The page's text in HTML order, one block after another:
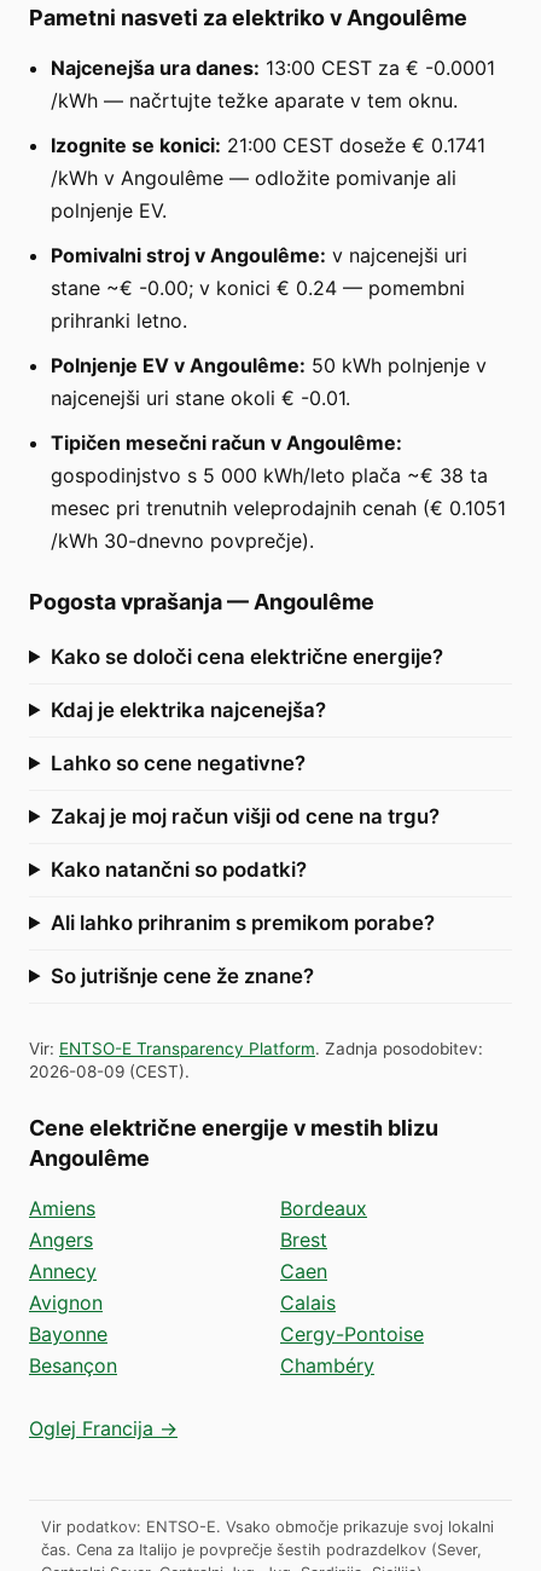
Pametni nasveti za elektriko v Angoulême
Najcenejša ura danes: 13:00 CEST za € -0.0001
/kWh — načrtujte težke aparate v tem oknu.
Izognite se konici: 21:00 CEST doseže € 0.1741
/kWh v Angoulême — odložite pomivanje ali
polnjenje EV.
Pomivalni stroj v Angoulême: v najcenejši uri
stane ~€ -0.00; v konici € 0.24 — pomembni
prihranki letno.
Polnjenje EV v Angoulême: 50 kWh polnjenje v
najcenejši uri stane okoli € -0.01.
Tipičen mesečni račun v Angoulême:
gospodinjstvo s 5 000 kWh/leto plača ~€ 38 ta
mesec pri trenutnih veleprodajnih cenah (€ 0.1051
/kWh 30-dnevno povprečje).
Pogosta vprašanja— Angoulême
Kako se določi cena električne energije?
Kdaj je elektrika najcenejša?
Lahko so cene negativne?
Zakaj je moj račun višji od cene na trgu?
Kako natančni so podatki?
Ali lahko prihranim s premikom porabe?
So jutrišnje cene že znane?
Vir: ENTSO-E Transparency Platform. Zadnja posodobitev:
2026-08-09 (CEST).
Cene električne energije v mestih blizu
Angoulême
Amiens
Angers
Annecy
Avignon
Bayonne
Besançon
Bordeaux
Brest
Caen
Calais
Cergy-Pontoise
Chambéry
Oglej Francija →
Vir podatkov: ENTSO-E. Vsako območje prikazuje svoj lokalni
čas. Cena za Italijo je povprečje šestih podrazdelkov (Sever,